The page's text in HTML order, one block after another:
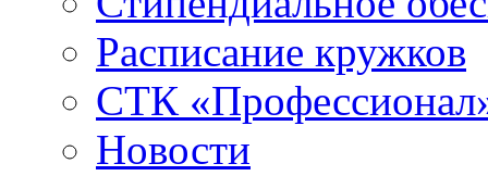
Расписание кружков
СТК
Новости